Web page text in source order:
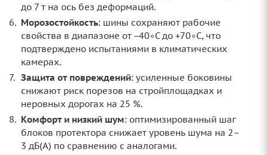
до 7 т на ось без деформаций.
Морозостойкость: шины сохраняют рабочие
свойства в диапазоне от −40∘C до +70∘C, что
подтверждено испытаниями в климатических
камерах.
Защита от повреждений: усиленные боковины
снижают риск порезов на стройплощадках и
неровных дорогах на 25 %.
Комфорт и низкий шум: оптимизированный шаг
блоков протектора снижает уровень шума на 2–
3 дБ(А) по сравнению с аналогами.